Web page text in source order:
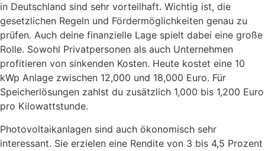
in Deutschland sind sehr vorteilhaft. Wichtig ist, die
gesetzlichen Regeln und Fördermöglichkeiten genau zu
prüfen. Auch deine finanzielle Lage spielt dabei eine große
Rolle. Sowohl Privatpersonen als auch Unternehmen
profitieren von sinkenden Kosten. Heute kostet eine 10
kWp Anlage zwischen 12,000 und 18,000 Euro. Für
Speicherlösungen zahlst du zusätzlich 1,000 bis 1,200 Euro
pro Kilowattstunde.
Photovoltaikanlagen sind auch ökonomisch sehr
interessant. Sie erzielen eine Rendite von 3 bis 4,5 Prozent